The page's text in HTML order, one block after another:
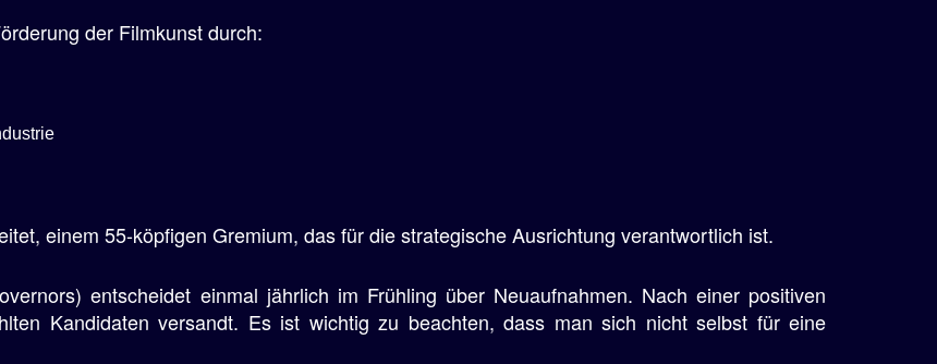
der Filmkunst durch:
einem 55-köpfigen Gremium, das für die strategische Ausrichtung verantwortlich ist.
entscheidet einmal jährlich im Frühling über Neuaufnahmen. Nach einer positiven
Kandidaten versandt. Es ist wichtig zu beachten, dass man sich nicht selbst für eine